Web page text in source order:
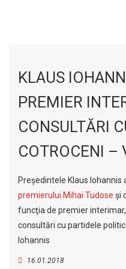
KLAUS
PREMIER
CONSULTĂRI
COTROCENI –
Preşedintele Klaus
premierului Mihai Tudose şi
funcţia de premier
consultări cu partidele
Iohannis
16.01.2018